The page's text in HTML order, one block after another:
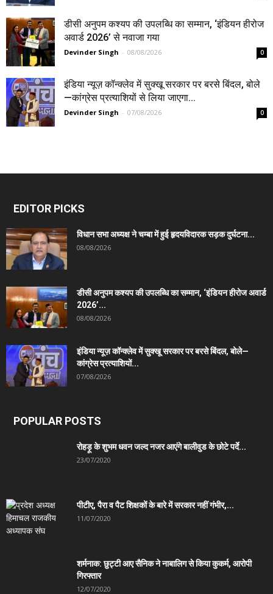
डीसी अनुपम कश्यप की उपलब्धि का सम्मान, ‘इंडियन हीरोज
अवार्ड 2026’ से नवाजा गया
Devinder Singh - 08/08/2026 0
इंडिया न्यूज़ कॉन्क्लेव में सुक्खू सरकार पर बरसे बिंदल, बोले
—कांग्रेस प्रत्याशियों से लिया जाएगा...
Devinder Singh - 07/08/2026 0
EDITOR PICKS
विधान सभा अध्यक्ष ने चम्बा में हुई हृदयविदारक सड़क दुर्घटना...
08/08/2026
डीसी अनुपम कश्यप की उपलब्धि का सम्मान, ‘इंडियन हीरोज अवार्ड
2026’...
08/08/2026
इंडिया न्यूज़ कॉन्क्लेव में सुक्खू सरकार पर बरसे बिंदल, बोले—
कांग्रेस प्रत्याशियों...
07/08/2026
POPULAR POSTS
रोहड़ू के शुभम धवन जल्द नजर आएंगे बालीवुड के छोटे पर्दे...
23/07/2020
पीटीए, पैरा व पैट शिक्षकों के बारे में सरकार नहीं गंभीर,...
11/07/2020
शर्मनाक: छुट्टी आए सैनिक ने नाबालिग से किया कुकर्म, आरोपी
गिरफ्तार
12/07/2020